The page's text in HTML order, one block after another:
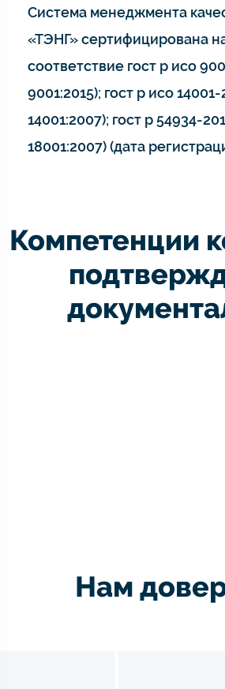
Система менеджмента
«ТЭНГ» сертифицирована
соответствие гост р исо
9001:2015); гост р исо
14001:2007); гост р 54934-
18001:2007) (дата
Компетенции
Нам